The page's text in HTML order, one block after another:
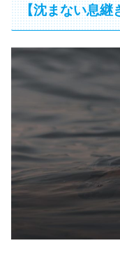
【沈まない息継